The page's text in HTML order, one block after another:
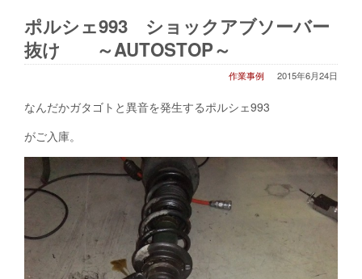
ポルシェ993 ショックアブソーバー
抜け ～AUTOSTOP～
2015年6月24日
作業事例
なんだかガタゴトと異音を発生するポルシェ993
がご入庫。